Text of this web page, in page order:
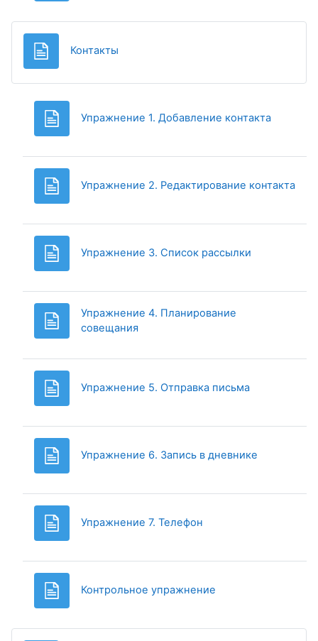
Контакты
Упражнение 1. Добавление контактаPage
Упражнение 2. Редактирование контакта
Упражнение 3. Список рассылки
Упражнение 4. Планирование
совещания
Упражнение 5. Отправка письмаPage
Упражнение 6. Запись в дневнике
Упражнение 7. Телефон
Контрольное упражнение